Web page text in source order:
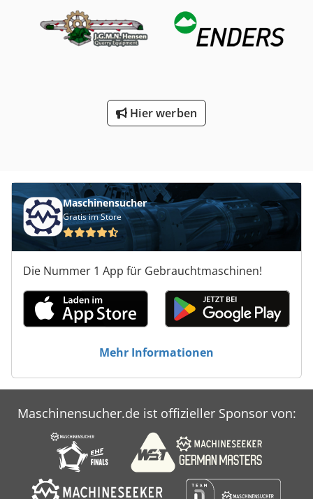
Hier werben
Maschinensucher
Gratis im Store
Die Nummer 1 App für Gebrauchtmaschinen!
Mehr Informationen
Maschinensucher.de ist offizieller Sponsor von: